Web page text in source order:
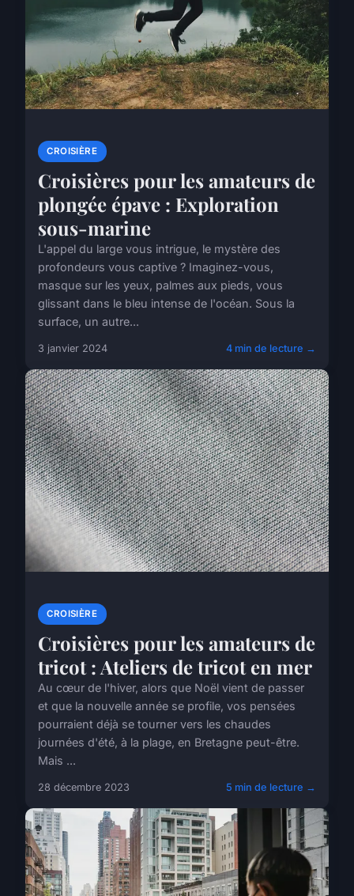
CROISIÈRE
Croisières pour les amateurs de
plongée épave : Exploration
sous-marine
L'appel du large vous intrigue, le mystère des
profondeurs vous captive ? Imaginez-vous,
masque sur les yeux, palmes aux pieds, vous
glissant dans le bleu intense de l'océan. Sous la
surface, un autre...
3 janvier 2024 4 min de lecture →
CROISIÈRE
Croisières pour les amateurs de
tricot : Ateliers de tricot en mer
Au cœur de l'hiver, alors que Noël vient de passer
et que la nouvelle année se profile, vos pensées
pourraient déjà se tourner vers les chaudes
journées d'été, à la plage, en Bretagne peut-être.
Mais ...
28 décembre 2023 5 min de lecture →